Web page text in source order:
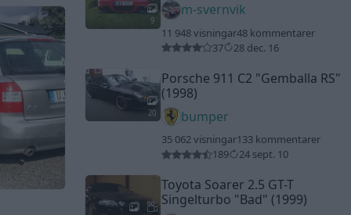
9
m-svernvik
11 948 visningar48 kommentarer
37
28 dec. 16
20
Porsche 911 C2 "Gemballa RS"
(1998)
bumper
35 062 visningar133 kommentarer
189
24 sept. 10
Toyota Soarer 2.5 GT-T
Singelturbo "Bad" (1999)